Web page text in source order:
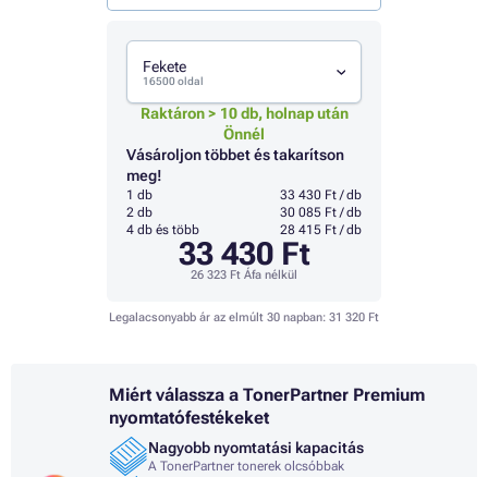
Fekete
16500 oldal
Raktáron > 10 db, holnap után
Önnél
Vásároljon többet és takarítson
meg!
1 db
33 430 Ft / db
2 db
30 085 Ft / db
4 db és több
28 415 Ft / db
33 430 Ft
26 323 Ft Áfa nélkül
Legalacsonyabb ár az elmúlt 30 napban: 31 320 Ft
Miért válassza a TonerPartner Premium
nyomtatófestékeket
Nagyobb nyomtatási kapacitás
A TonerPartner tonerek olcsóbbak